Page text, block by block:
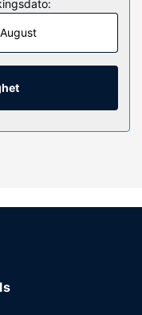
med en 43-
og wi-fi (inkludert)
har privat
(inkludert)
samt telefon